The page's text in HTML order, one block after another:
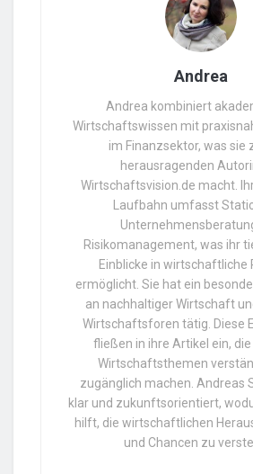
Andrea
Andrea kombiniert
Wirtschaftswissen mit
im Finanzsektor, was sie
herausragenden
Wirtschaftsvision.de macht.
Laufbahn umfasst
Risikomanagement, was ihr
Einblicke in wirtschaftliche
ermöglicht. Sie hat ein
an nachhaltiger Wirtschaft
Wirtschaftsforen tätig. Diese
fließen in ihre Artikel ein,
Wirtschaftsthemen
zugänglich machen. Andreas
klar und zukunftsorientiert,
hilft, die wirtschaftlichen
und Chancen zu